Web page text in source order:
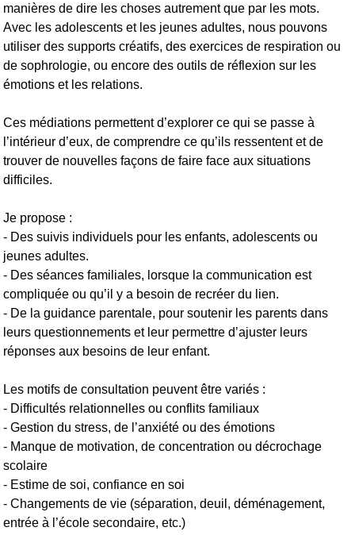
manières de dire les choses autrement que par les mots.
Avec les adolescents et les jeunes adultes, nous pouvons
utiliser des supports créatifs, des exercices de respiration ou
de sophrologie, ou encore des outils de réflexion sur les
émotions et les relations.
Ces médiations permettent d’explorer ce qui se passe à
l’intérieur d’eux, de comprendre ce qu’ils ressentent et de
trouver de nouvelles façons de faire face aux situations
difficiles.
Je propose :
- Des suivis individuels pour les enfants, adolescents ou
jeunes adultes.
- Des séances familiales, lorsque la communication est
compliquée ou qu’il y a besoin de recréer du lien.
- De la guidance parentale, pour soutenir les parents dans
leurs questionnements et leur permettre d’ajuster leurs
réponses aux besoins de leur enfant.
Les motifs de consultation peuvent être variés :
- Difficultés relationnelles ou conflits familiaux
- Gestion du stress, de l’anxiété ou des émotions
- Manque de motivation, de concentration ou décrochage
scolaire
- Estime de soi, confiance en soi
- Changements de vie (séparation, deuil, déménagement,
entrée à l’école secondaire, etc.)